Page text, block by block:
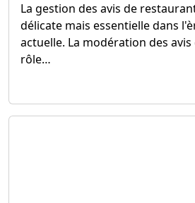
La gestion des avis de
délicate mais essentielle dans
actuelle. La modération des
rôle…